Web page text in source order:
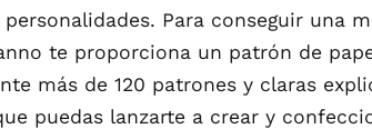
personalidades. Para conseguir una
te proporciona un patrón de
más de 120 patrones y claras
puedas lanzarte a crear y